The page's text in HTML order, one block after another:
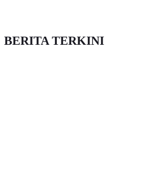
BERITA TERKINI